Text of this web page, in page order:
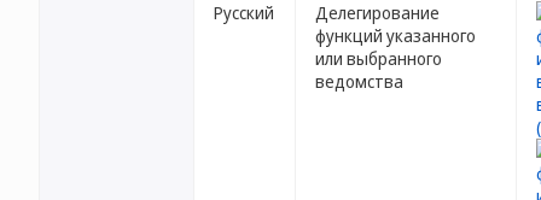
Русский
Делегирование
функций указанного
или выбранного
ведомства